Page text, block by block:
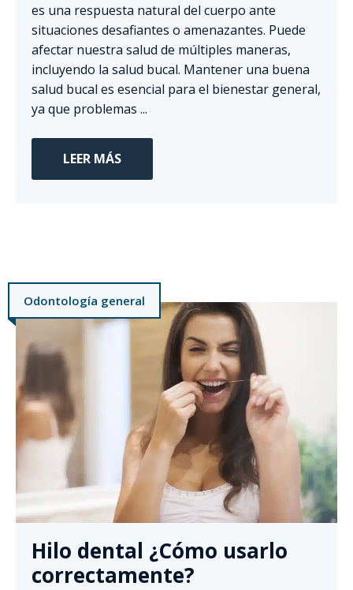
es una respuesta natural del cuerpo ante
situaciones desafiantes o amenazantes. Puede
afectar nuestra salud de múltiples maneras,
incluyendo la salud bucal. Mantener una buena
salud bucal es esencial para el bienestar general,
ya que problemas ...
LEER MÁS
Odontología general
Hilo dental ¿Cómo usarlo
correctamente?